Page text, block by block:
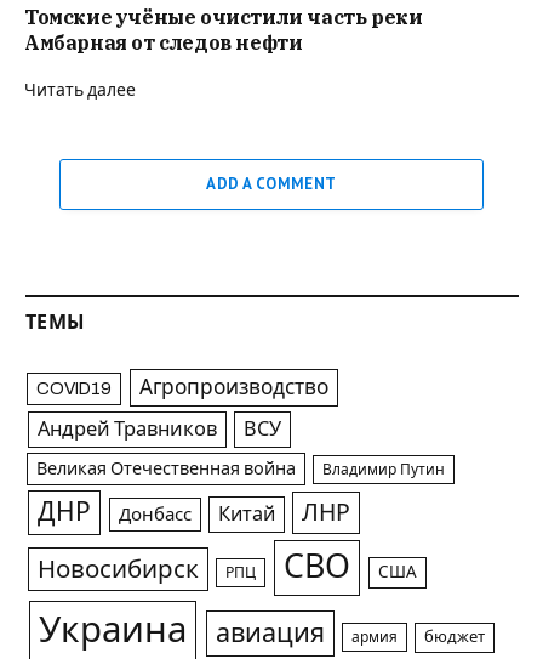
Томские учёные очистили часть реки
Амбарная от следов нефти
Читать далее
ADD A COMMENT
ТЕМЫ
COVID19 Агропроизводство
Андрей Травников ВСУ
Великая Отечественная война Владимир Путин
ДНР Донбасс Китай ЛНР
Новосибирск РПЦ СВО США
Украина авиация армия бюджет